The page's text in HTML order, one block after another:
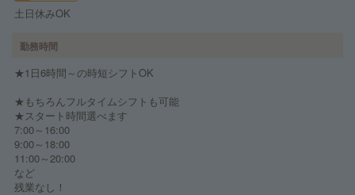
土日休みOK
勤務時間
★1日6時間～の時短シフトOK
★もちろんフルタイムシフトも可能
★スタート時間選べます
7:00～16:00
9:00～18:00
11:00～20:00
など
残業なし！